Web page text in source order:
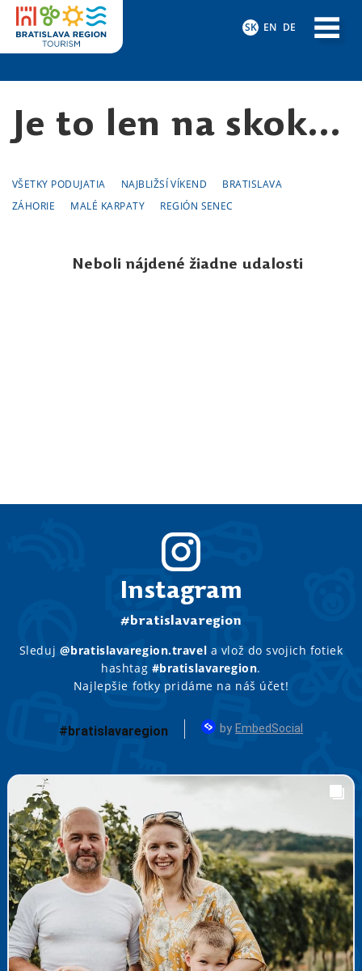
SK EN DE
Je to len na skok...
VŠETKY PODUJATIA NAJBLIŽSÍ VÍKEND
BRATISLAVA
ZÁHORIE
MALÉ KARPATY REGIÓN SENEC
Neboli nájdené žiadne udalosti
Instagram
#bratislavaregion
Sleduj @bratislavaregion.travel a vlož do svojich fotiek
hashtag #bratislavaregion.
Najlepšie fotky pridáme na náš účet!